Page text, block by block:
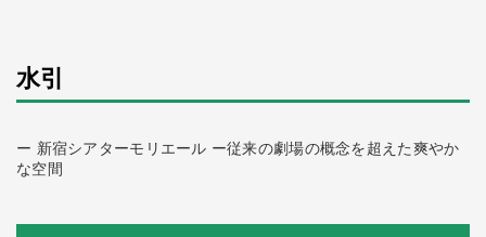
水引
ー 新宿シアターモリエール ー従来の劇場の概念を超えた爽やか
な空間